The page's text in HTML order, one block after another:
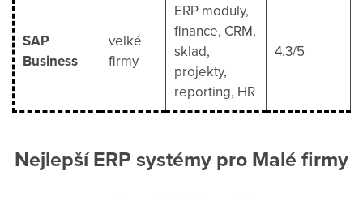
SAP
Business
velké
firmy
ERP moduly,
finance, CRM,
sklad,
projekty,
reporting, HR
4.3/5
Nejlepší ERP systémy pro Malé firmy